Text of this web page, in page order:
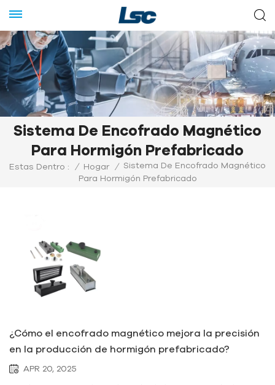
Sistema De Encofrado Magnético
Para Hormigón Prefabricado
Estas Dentro : / Hogar /
Sistema De Encofrado Magnético
Para Hormigón Prefabricado
¿Cómo el encofrado magnético mejora la precisión
en la producción de hormigón prefabricado?
APR 20, 2025